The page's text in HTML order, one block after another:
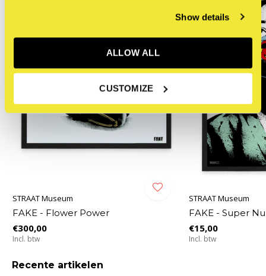
Show details
ALLOW ALL
CUSTOMIZE
STRAAT Museum
FAKE - Flower Power
€300,00
Incl. btw
STRAAT Museum
FAKE - Super
€15,00
Incl. btw
Recente artikelen